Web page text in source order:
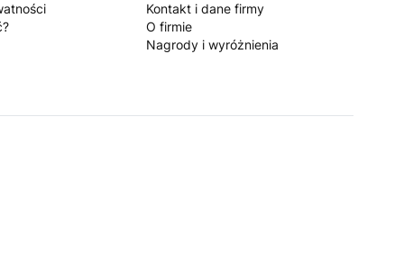
Kontakt i dane firmy
O firmie
Nagrody i wyróżnienia